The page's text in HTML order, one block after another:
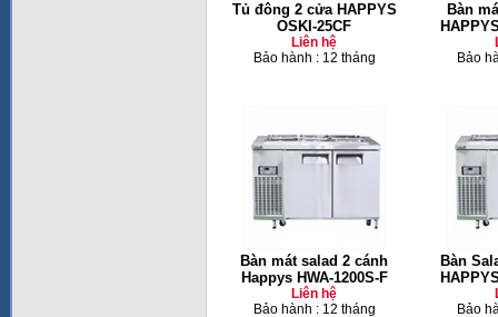
Tủ đông 2 cửa HAPPYS
OSKI-25CF
Liên hệ
Bảo hành : 12 tháng
Bàn
Bảo
Bàn mát salad 2 cánh
Happys HWA-1200S-F
Liên hệ
Bảo hành : 12 tháng
Bàn
Bảo